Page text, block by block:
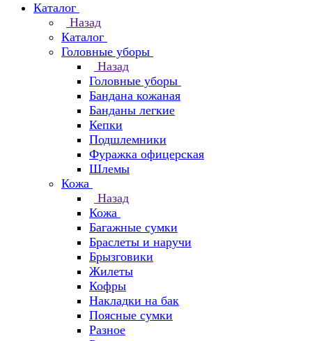
Каталог
Назад
Каталог
Головные уборы
Назад
Головные уборы
Бандана кожаная
Банданы легкие
Кепки
Подшлемники
Фуражка офицерская
Шлемы
Кожа
Назад
Кожа
Багажные сумки
Браслеты и наручи
Брызговики
Жилеты
Кофры
Накладки на бак
Поясные сумки
Разное